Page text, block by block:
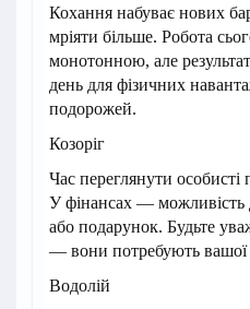
Кохання набуває нових
мріяти більше. Робота
монотонною, але
день для фізичних
подорожей.
Козоріг
Час переглянути особисті
У фінансах — можливість
або подарунок. Будьте
— вони потребують вашої
Водолій